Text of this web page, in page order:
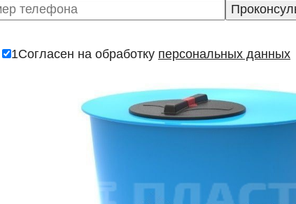
1Согласен на обработку персональных данных